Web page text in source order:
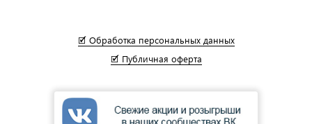
🗹 Обработка персональных данных
🗹 Публичная оферта